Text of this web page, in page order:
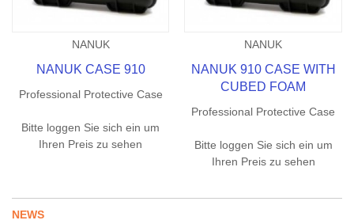
NANUK
NANUK CASE 910
Professional Protective Case
Bitte loggen Sie sich ein um
Ihren Preis zu sehen
NANUK
NANUK 910 CASE WITH
CUBED FOAM
Professional Protective Case
Bitte loggen Sie sich ein um
Ihren Preis zu sehen
NEWS